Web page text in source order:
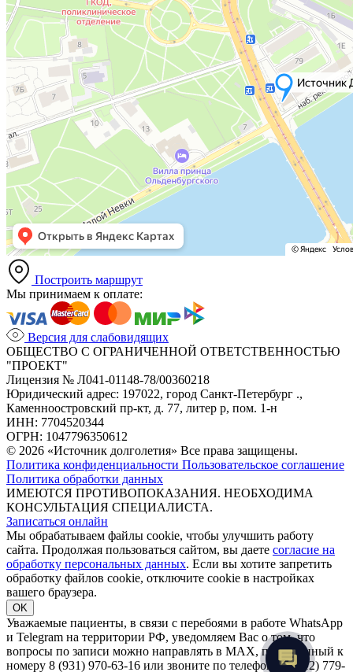
Построить маршрут
Мы принимаем к оплате:
Версия для слабовидящих
ОБЩЕСТВО С ОГРАНИЧЕННОЙ ОТВЕТСТВЕННОСТЬЮ
"ПРОЕКТ"
Лицензия № Л041-01148-78/00360218
Юридический адрес: 197022, город Санкт-Петербург .,
Каменноостровский пр-кт, д. 77, литер р, пом. 1-н
ИНН: 7704520344
ОГРН: 1047796350612
© 2026 «Источник долголетия» Все права защищены.
Политика конфиденциальности Пользовательское соглашение
Политика обработки данных
ИМЕЮТСЯ ПРОТИВОПОКАЗАНИЯ. НЕОБХОДИМА
КОНСУЛЬТАЦИЯ СПЕЦИАЛИСТА.
Записаться онлайн
Мы обрабатываем файлы cookie, чтобы улучшить работу
сайта. Продолжая пользоваться сайтом, вы даете согласие на
обработку персональных данных. Если вы хотите запретить
обработку файлов cookie, отключите cookie в настройках
вашего браузера.
OK
Уважаемые пациенты, в связи с перебоями в работе WhatsApp
и Telegram на территории РФ, уведомляем Вас о том, что
вопросы по записи можно направлять в MAX, привязанный к
номеру 8 (931) 970-63-16 или звоните по телефону 8 (812) 779-